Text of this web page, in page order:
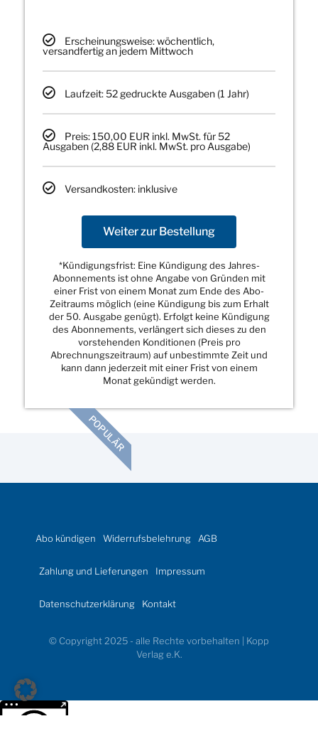
Erscheinungsweise: wöchentlich,
versandfertig an jedem Mittwoch
Laufzeit: 52 gedruckte Ausgaben (1 Jahr)
Preis: 150,00 EUR inkl. MwSt. für 52
Ausgaben (2,88 EUR inkl. MwSt. pro Ausgabe)
Versandkosten: inklusive
Weiter zur Bestellung
*Kündigungsfrist: Eine Kündigung des Jahres-
Abonnements ist ohne Angabe von Gründen mit
einer Frist von einem Monat zum Ende des Abo-
Zeitraums möglich (eine Kündigung bis zum Erhalt
der 50. Ausgabe genügt). Erfolgt keine Kündigung
des Abonnements, verlängert sich dieses zu den
vorstehenden Konditionen (Preis pro
Abrechnungszeitraum) auf unbestimmte Zeit und
kann dann jederzeit mit einer Frist von einem
Monat gekündigt werden.
POPULÄR
Abo kündigen Widerrufsbelehrung AGB
Zahlung und Lieferungen Impressum
Datenschutzerklärung Kontakt
© Copyright 2025 - alle Rechte vorbehalten | Kopp
Verlag e.K.
Weitere Informationen über den gesperrten Inhalt.